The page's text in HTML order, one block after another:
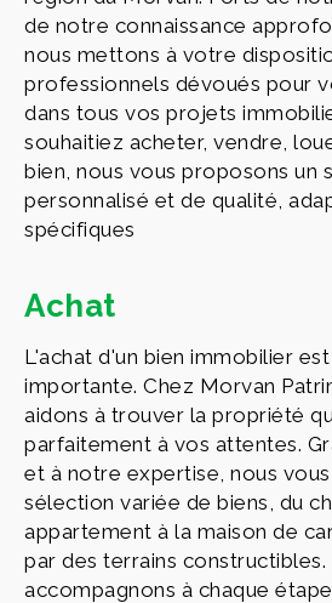
de notre connaissance
nous mettons à votre
professionnels dévoués pour
dans tous vos projets
souhaitiez acheter, vendre,
bien, nous vous proposons un
personnalisé et de qualité,
spécifiques
Achat
L'achat d'un bien immobilier
importante. Chez Morvan
aidons à trouver la propriété
parfaitement à vos attentes.
et à notre expertise, nous
sélection variée de biens, du
appartement à la maison de
par des terrains constructibles.
accompagnons à chaque